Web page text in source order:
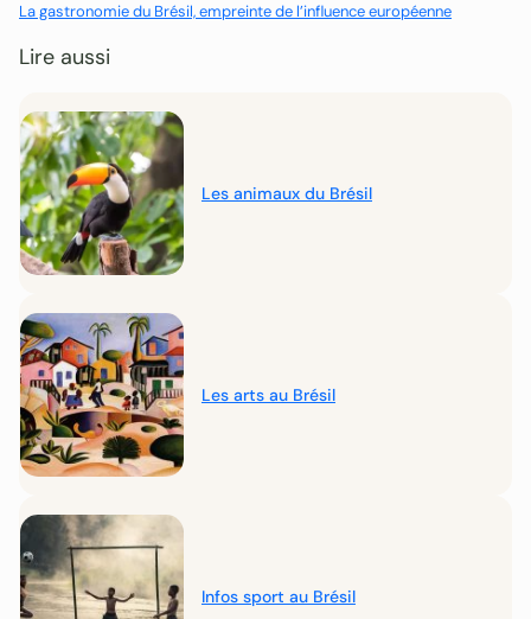
La gastronomie du Brésil, empreinte de l’influence européenne
Lire aussi
Les animaux du Brésil
Les arts au Brésil
Infos sport au Brésil